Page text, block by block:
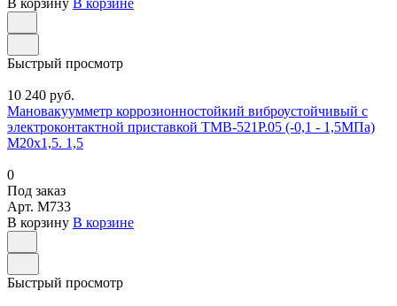
В корзину В корзине
Быстрый просмотр
10 240 руб.
Мановакуумметр коррозионностойкий виброустойчивый с
электроконтактной приставкой ТМВ-521Р.05 (-0,1 - 1,5МПа)
М20х1,5. 1,5
0
Под заказ
Арт. M733
В корзину В корзине
Быстрый просмотр